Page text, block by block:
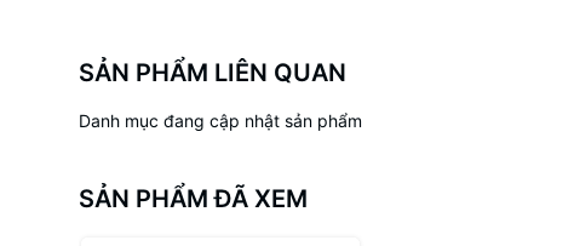
SẢN PHẨM LIÊN QUAN
Danh mục đang cập nhật sản phẩm
SẢN PHẨM ĐÃ XEM